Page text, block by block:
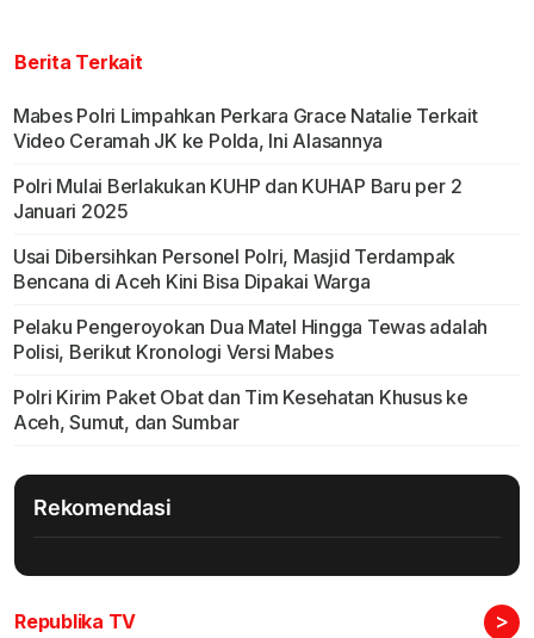
Berita Terkait
Mabes Polri Limpahkan Perkara Grace Natalie Terkait
Video Ceramah JK ke Polda, Ini Alasannya
Polri Mulai Berlakukan KUHP dan KUHAP Baru per 2
Januari 2025
Usai Dibersihkan Personel Polri, Masjid Terdampak
Bencana di Aceh Kini Bisa Dipakai Warga
Pelaku Pengeroyokan Dua Matel Hingga Tewas adalah
Polisi, Berikut Kronologi Versi Mabes
Polri Kirim Paket Obat dan Tim Kesehatan Khusus ke
Aceh, Sumut, dan Sumbar
Rekomendasi
Republika TV >